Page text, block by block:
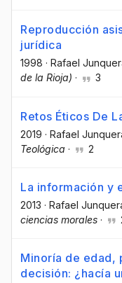
Reproducción
jurídica
1998 · Rafael
de la Rioja) · 3
Retos Éticos De
2019 · Rafael
Teológica · 2
La información y
2013 · Rafael
ciencias morales ·
Minoría de edad,
decisión: ¿hacía